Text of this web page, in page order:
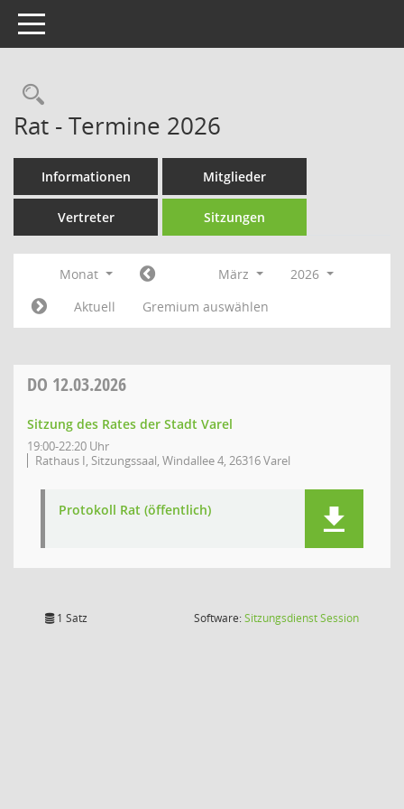
Toggle navigation
Rechercheauswahl
Rat - Termine 2026
Informationen Mitglieder
Vertreter Sitzungen
Monat März
2026
Aktuell
Gremium auswählen
DO 12.03.2026
Sitzung des Rates der Stadt Varel
19:00-22:20 Uhr
Rathaus I, Sitzungssaal, Windallee 4, 26316 Varel
Protokoll Rat (öffentlich)
1 Satz Software:SitzungsdienstSession(Wird in